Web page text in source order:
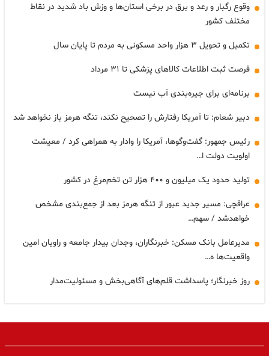
وقوع رگبار و رعد و برق در برخی استان‌ها و وزش باد شدید در نقاط
مختلف کشور
تکمیل و تحویل ۳ هزار واحد مسکونی به مردم تا پایان سال
فرصت ثبت اطلاعات کالاهای پزشکی تا ۳۱ مرداد
برنامه‌ای برای جیره‌بندی آب نیست
دبیر شعام: تا آمریکا رفتارش را تصحیح نکند، تنگه هرمز باز نخواهد شد
رئیس جمهور: گفت‌وگوها، آمریکا را وادار به همراهی کرد / معیشت
اولویت دولت ا…
تولید حدود یک میلیون و ۴۰۰ هزار تن تخم‌مرغ در کشور
عراقچی: مسیر جدید عبور از تنگه هرمز بعد از جمع‌بندی مشخص
خواهدشد / سهم…
مدیرعامل بانک مسکن: خبرنگاران، وجدان بیدار جامعه و راویان امین
واقعیت‌ها ه…
روز خبرنگار؛ پاسداشت قلم‌های آگاهی‌بخش و مسئولیت‌مدار